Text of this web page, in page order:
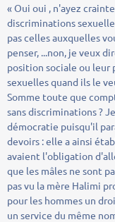
« Oui oui , n'ayez
discriminations
pas celles auxquelles
penser, ...non, je veux
position sociale ou leur
sexuelles quand ils le
Somme toute que
sans discriminations ?
démocratie puisqu'il
devoirs : elle a ainsi
avaient l'obligation
que les mâles ne sont
pas vu la mère Halimi
pour les hommes un
un service du même